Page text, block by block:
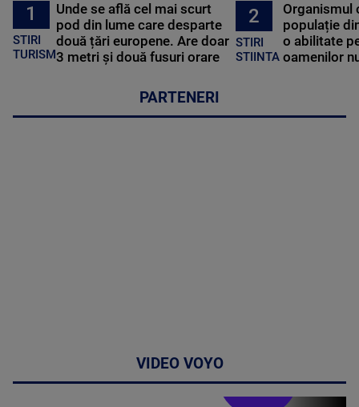
1
STIRI
TURISM
Unde se află cel mai scurt
pod din lume care desparte
două țări europene. Are doar
3 metri și două fusuri orare
2
STIRI
STIINTA
Organismul
populație
o abilitate
oamenilor
PARTENERI
VIDEO VOYO